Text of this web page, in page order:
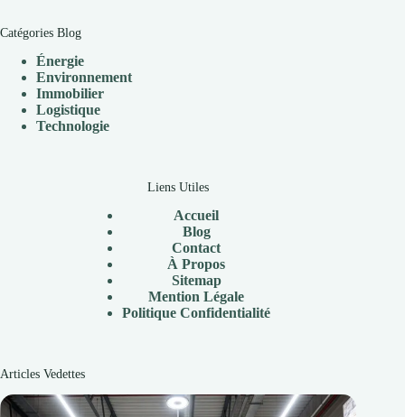
Catégories Blog
Énergie
Environnement
Immobilier
Logistique
Technologie
Liens Utiles
Accueil
Blog
Contact
À Propos
Sitemap
Mention Légale
Politique Confidentialité
Articles Vedettes